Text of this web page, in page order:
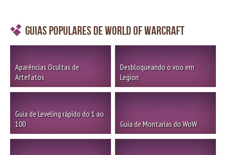
Guias Populares de World of Warcraft
Aparências Ocultas de
Artefatos
Desbloqueando o voo em
Legion
Guia de Leveling rápido do 1 ao
100
Guia de Montarias do WoW